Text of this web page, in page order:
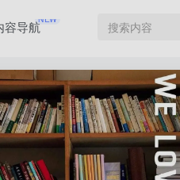
容导航NEW